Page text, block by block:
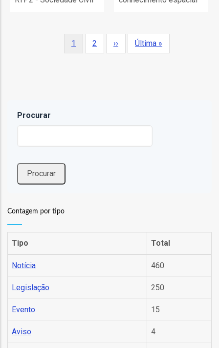
Página
1 Página
2
Próxima
››
Última
Última »
Procurar
Contagem por tipo
Tipo Total
Notícia 460
Legislação 250
Evento 15
Aviso 4